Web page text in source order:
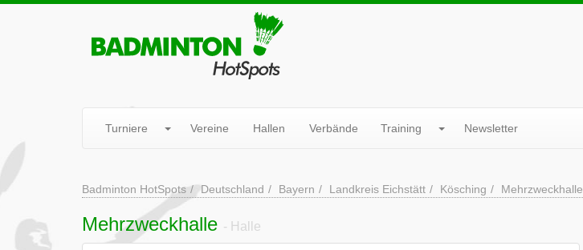
Turniere Vereine Hallen Verbände Training Newsletter
Badminton HotSpots Deutschland Bayern Landkreis Eichstätt Kösching Mehrzweckhalle
Mehrzweckhalle - Halle